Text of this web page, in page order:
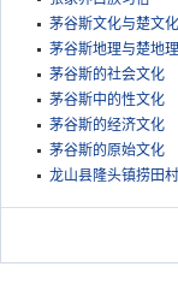
茅谷斯文化与楚文
茅谷斯地理与楚地理
茅谷斯的社会文化
茅谷斯中的性文化
茅谷斯的经济文化
茅谷斯的原始文化
龙山县隆头镇捞田